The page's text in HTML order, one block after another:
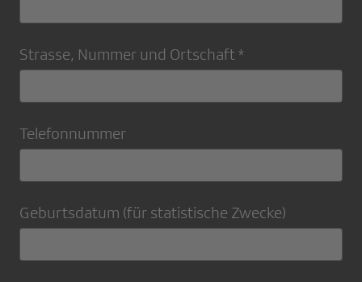
Strasse, Nummer und Ortschaft
Telefonnummer
Geburtsdatum (für statistische Zwecke)